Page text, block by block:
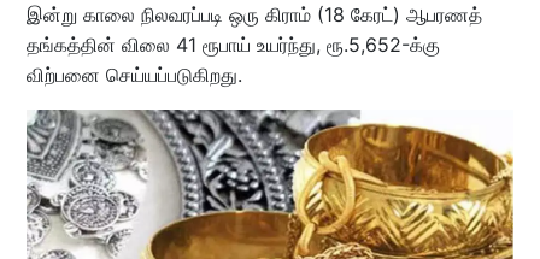
இன்று காலை நிலவரப்படி ஒரு கிராம் (18 கேரட்) ஆபரணத்
தங்கத்தின் விலை 41 ரூபாய் உயர்ந்து, ரூ.5,652-க்கு
விற்பனை செய்யப்படுகிறது.